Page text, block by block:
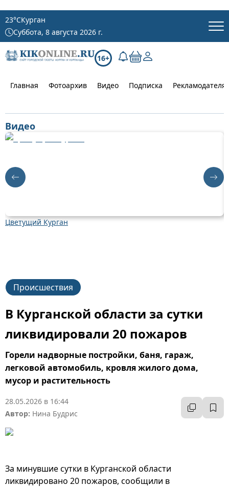
23°CКурган
Суббота, 8 августа 2026 г.
16+
Главная Фотоархив Видео Подписка
Видео
Цветущий Курган
Происшествия
В Курганской области за сутки
ликвидировали 20 пожаров
Горели надворные постройки, баня, гараж,
легковой автомобиль, кровля жилого дома,
мусор и растительность
28.05.2026 в 16:44
Автор: Нина Будрис
За минувшие сутки в Курганской области
ликвидировано 20 пожаров, сообщили в